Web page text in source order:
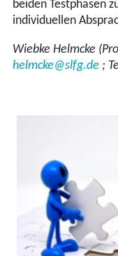
beiden Testphasen
individuellen
Wiebke Helmcke
helmcke@slfg.de ;